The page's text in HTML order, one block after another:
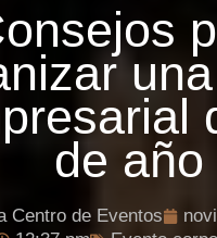
de año
Centro de Eventos